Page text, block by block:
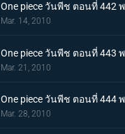
One piece วันพีช ตอนที่ 442
Mar. 14, 2010
One piece วันพีช ตอนที่ 443
Mar. 21, 2010
One piece วันพีช ตอนที่ 444
Mar. 28, 2010